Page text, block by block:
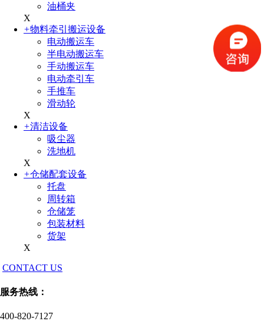
油桶夹
X
+物料牵引搬运设备
电动搬运车
半电动搬运车
手动搬运车
电动牵引车
手推车
滑动轮
X
+清洁设备
吸尘器
洗地机
X
+仓储配套设备
托盘
周转箱
仓储笼
包装材料
货架
X
CONTACT US
服务热线：
400-820-7127